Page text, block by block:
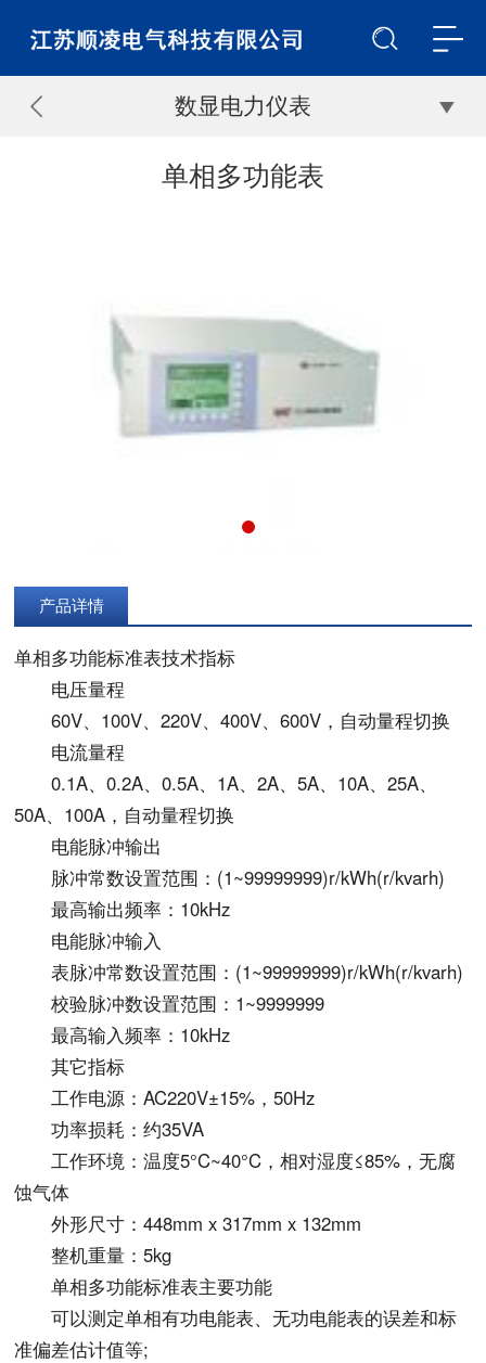
数显电力仪表
单相多功能表
产品详情
单相多功能标准表技术指标
电压量程
60V、100V、220V、400V、600V，自动量程切换
电流量程
0.1A、0.2A、0.5A、1A、2A、5A、10A、25A、
50A、100A，自动量程切换
电能脉冲输出
脉冲常数设置范围：(1~99999999)r/kWh(r/kvarh)
最高输出频率：10kHz
电能脉冲输入
表脉冲常数设置范围：(1~99999999)r/kWh(r/kvarh)
校验脉冲数设置范围：1~9999999
最高输入频率：10kHz
其它指标
工作电源：AC220V±15%，50Hz
功率损耗：约35VA
工作环境：温度5°C~40°C，相对湿度≤85%，无腐
蚀气体
外形尺寸：448mm x 317mm x 132mm
整机重量：5kg
单相多功能标准表主要功能
可以测定单相有功电能表、无功电能表的误差和标
准偏差估计值等;